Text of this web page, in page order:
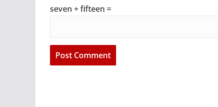
seven + fifteen =